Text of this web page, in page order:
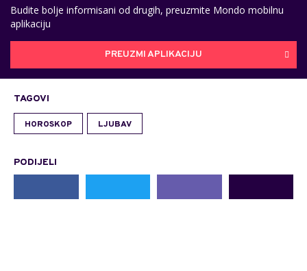
Budite bolje informisani od drugih, preuzmite Mondo mobilnu
aplikaciju
PREUZMI APLIKACIJU
TAGOVI
HOROSKOP LJUBAV
PODIJELI